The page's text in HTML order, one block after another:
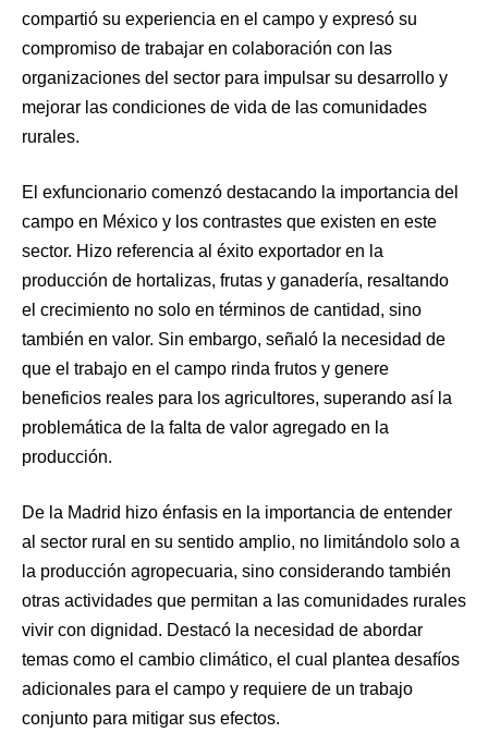
compartió su experiencia en el campo y expresó su
compromiso de trabajar en colaboración con las
organizaciones del sector para impulsar su desarrollo y
mejorar las condiciones de vida de las comunidades
rurales.
El exfuncionario comenzó destacando la importancia del
campo en México y los contrastes que existen en este
sector. Hizo referencia al éxito exportador en la
producción de hortalizas, frutas y ganadería, resaltando
el crecimiento no solo en términos de cantidad, sino
también en valor. Sin embargo, señaló la necesidad de
que el trabajo en el campo rinda frutos y genere
beneficios reales para los agricultores, superando así la
problemática de la falta de valor agregado en la
producción.
De la Madrid hizo énfasis en la importancia de entender
al sector rural en su sentido amplio, no limitándolo solo a
la producción agropecuaria, sino considerando también
otras actividades que permitan a las comunidades rurales
vivir con dignidad. Destacó la necesidad de abordar
temas como el cambio climático, el cual plantea desafíos
adicionales para el campo y requiere de un trabajo
conjunto para mitigar sus efectos.